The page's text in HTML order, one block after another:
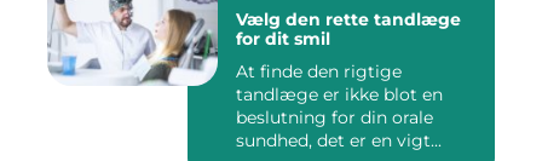
Vælg den rette tandlæge
for dit smil
At finde den rigtige
tandlæge er ikke blot en
beslutning for din orale
sundhed, det er en vigt...